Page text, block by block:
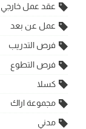
عقد عمل خارجي
عمل عن بعد
فرص التدريب
فرص التطوع
كسلا
مجموعة اراك
مدني